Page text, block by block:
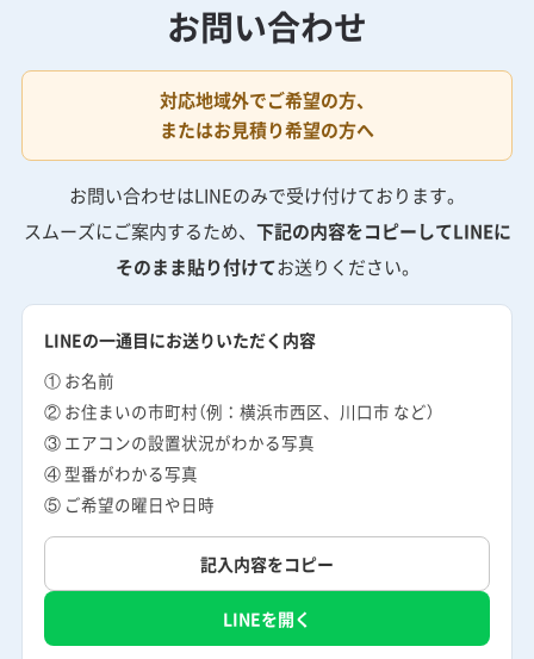
お問い合わせ
対応地域外でご希望の方、
またはお見積り希望の方へ
お問い合わせはLINEのみで受け付けております。
スムーズにご案内するため、 下記の内容をコピーしてLINEに
そのまま貼り付けてお送りください。
LINEの一通目にお送りいただく内容
① お名前
② お住まいの市町村（例：横浜市西区、川口市 など）
③ エアコンの設置状況がわかる写真
④ 型番がわかる写真
⑤ ご希望の曜日や日時
記入内容をコピー
LINEを開く